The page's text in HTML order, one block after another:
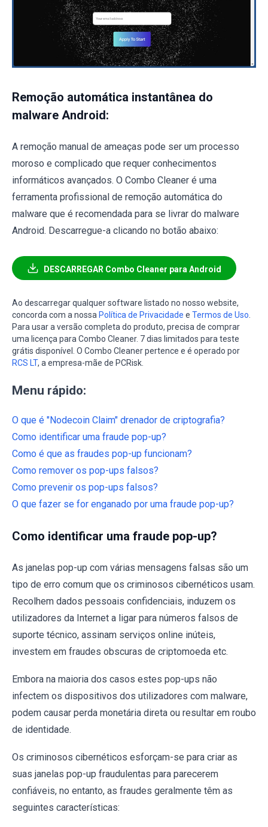
Remoção automática instantânea do
malware Android:
A remoção manual de ameaças pode ser um processo
moroso e complicado que requer conhecimentos
informáticos avançados. O Combo Cleaner é uma
ferramenta profissional de remoção automática do
malware que é recomendada para se livrar do malware
Android. Descarregue-a clicando no botão abaixo:
DESCARREGAR Combo Cleaner para Android
Ao descarregar qualquer software listado no nosso website,
concorda com a nossa Política de Privacidade e Termos de Uso
Para usar a versão completa do produto, precisa de comprar
uma licença para Combo Cleaner. 7 dias limitados para teste
grátis disponível. O Combo Cleaner pertence e é operado por
RCS LT, a empresa-mãe de PCRisk.
Menu rápido:
O que é "Nodecoin Claim" drenador de criptografia?
Como identificar uma fraude pop-up?
Como é que as fraudes pop-up funcionam?
Como remover os pop-ups falsos?
Como prevenir os pop-ups falsos?
O que fazer se for enganado por uma fraude pop-up?
Como identificar uma fraude pop-up?
As janelas pop-up com várias mensagens falsas são um
tipo de erro comum que os criminosos cibernéticos usam.
Recolhem dados pessoais confidenciais, induzem os
utilizadores da Internet a ligar para números falsos de
suporte técnico, assinam serviços online inúteis,
investem em fraudes obscuras de criptomoeda etc.
Embora na maioria dos casos estes pop-ups não
infectem os dispositivos dos utilizadores com malware,
podem causar perda monetária direta ou resultar em roubo
de identidade.
Os criminosos cibernéticos esforçam-se para criar as
suas janelas pop-up fraudulentas para parecerem
confiáveis, no entanto, as fraudes geralmente têm as
seguintes características: